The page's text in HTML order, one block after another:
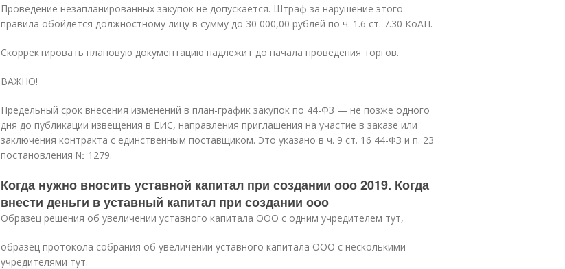
Проведение незапланированных закупок не допускается. Штраф за нарушение этого
правила обойдется должностному лицу в сумму до 30 000,00 рублей по ч. 1.6 ст. 7.30 КоАП.
Скорректировать плановую документацию надлежит до начала проведения торгов.
ВАЖНО!
Предельный срок внесения изменений в план-график закупок по 44-ФЗ — не позже одного
дня до публикации извещения в ЕИС, направления приглашения на участие в заказе или
заключения контракта с единственным поставщиком. Это указано в ч. 9 ст. 16 44-ФЗ и п. 23
постановления № 1279.
Когда нужно вносить уставной капитал при создании ооо 2019. Когда
внести деньги в уставный капитал при создании ооо
Образец решения об увеличении уставного капитала ООО с одним учредителем тут,
образец протокола собрания об увеличении уставного капитала ООО с несколькими
учредителями тут.